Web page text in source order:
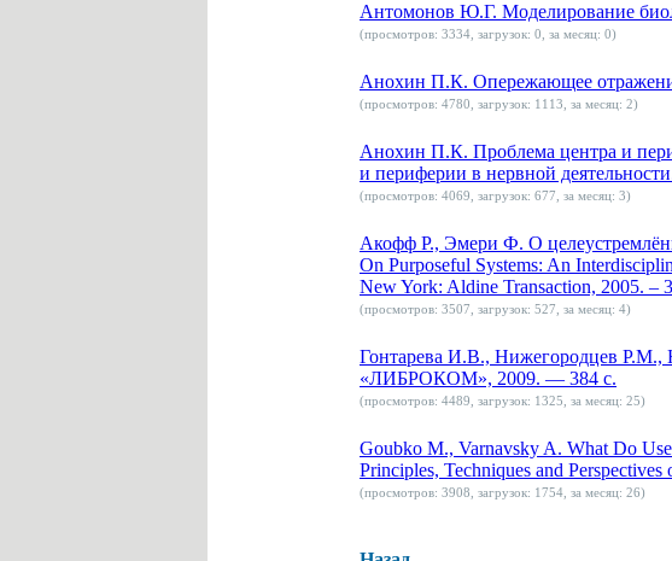
Антомонов Ю.Г. Моделирование
(просмотров: 3334, загрузок: 0, за месяц: 0)
Анохин П.К. Опережающее
(просмотров: 4780, загрузок: 1113, за месяц: 2)
Анохин П.К. Проблема центра и
и периферии в нервной
(просмотров: 4069, загрузок: 677, за месяц: 3)
Акофф Р., Эмери Ф. О
On Purposeful Systems: An
New York: Aldine Transaction, 2005. –
(просмотров: 3507, загрузок: 527, за месяц: 4)
Гонтарева И.В., Нижегородцев
«ЛИБРОКОМ», 2009. — 384 с.
(просмотров: 4489, загрузок: 1325, за месяц: 25)
Goubko M., Varnavsky A. What Do
Principles, Techniques and
(просмотров: 3908, загрузок: 1754, за месяц: 26)